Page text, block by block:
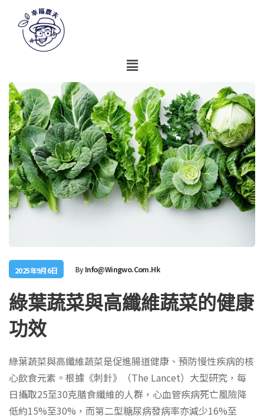
2025年9月6日 By Info@wingwo.com.hk
綠葉蔬菜與高纖維蔬菜的健康
功效
綠葉蔬菜與高纖維蔬菜是促進腸道健康、預防慢性疾病的核
心飲食元素。根據《刺針》（The Lancet）大型研究，每
日攝取25至30克膳食纖維的人群，心血管疾病死亡風險降
低約15%至30%，而第二型糖尿病發病率亦減少16%至